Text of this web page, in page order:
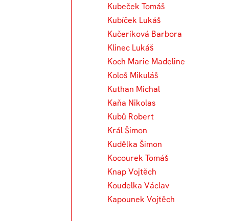
Kubeček Tomáš
Kubíček Lukáš
Kučeríková Barbora
Klinec Lukáš
Koch Marie Madeline
Kološ Mikuláš
Kuthan Michal
Kaňa Nikolas
Kubů Robert
Král Šimon
Kudělka Šimon
Kocourek Tomáš
Knap Vojtěch
Koudelka Václav
Kapounek Vojtěch